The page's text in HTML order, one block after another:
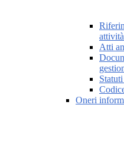
attività
Atti
Oneri